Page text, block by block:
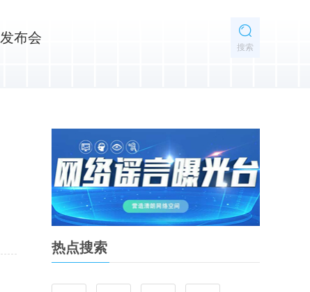
发布会
搜索
热点搜索